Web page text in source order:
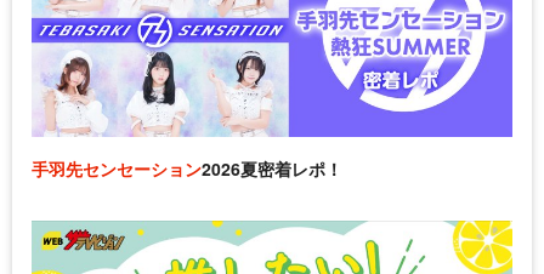
手羽先センセーション2026夏密着レポ！